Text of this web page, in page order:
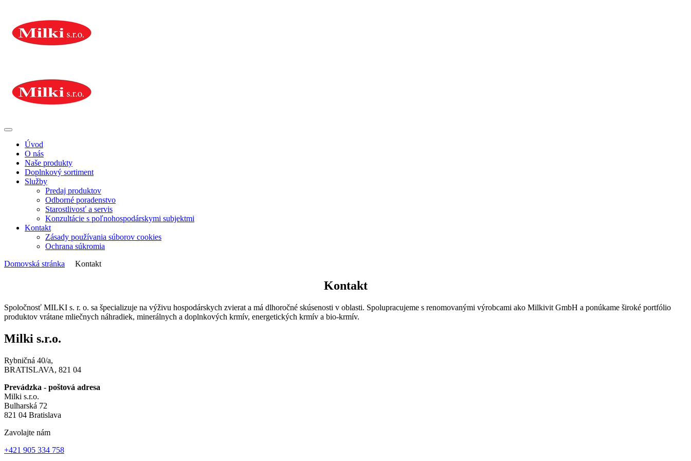
Úvod
O nás
Naše produkty
Doplnkový sortiment
Služby
Predaj produktov
Odborné poradenstvo
Starostlivosť a servis
Konzultácie s poľnohospodárskymi subjektmi
Kontakt
Zásady používania súborov cookies
Ochrana súkromia
Domovská stránka
Kontakt
Kontakt
Spoločnosť MILKI s. r. o. sa špecializuje na výživu hospodárskych zvierat a má dlhoročné skúsenosti v oblasti. Spolupracujeme s renomovanými výrobcami ako Milkivit GmbH a ponúkame široké portfólio
produktov vrátane mliečnych náhradiek, minerálnych a doplnkových krmív, energetických krmív a bio-krmív.
Milki s.r.o.
Rybničná 40/a,
BRATISLAVA, 821 04
Prevádzka - poštová adresa
Milki s.r.o.
Bulharská 72
821 04 Bratislava
Zavolajte nám
+421 905 334 758